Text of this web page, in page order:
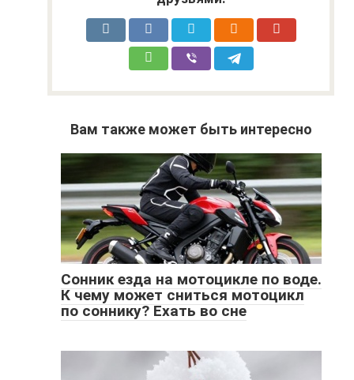
Вам также может быть интересно
Сонник езда на мотоцикле по воде.
К чему может сниться мотоцикл
по соннику? Ехать во сне